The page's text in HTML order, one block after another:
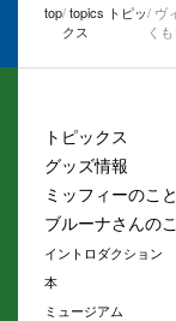
top topics トピッ
クス
ヴ
く
トピックス
グッズ情報
ミッフィーのこと
ブルーナさんの
イントロダクション
本
ミュージアム